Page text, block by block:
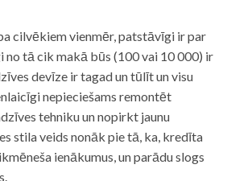
cilvēkiem vienmēr, patstāvīgi ir par
no tā cik makā būs (100 vai 10 000) ir
devīze ir tagad un tūlīt un visu
nepieciešams remontēt
tehniku un nopirkt jaunu
stila veids nonāk pie tā, ka, kredīta
ienākumus, un parādu slogs